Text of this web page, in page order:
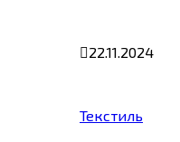
22.11.2024
Текстиль